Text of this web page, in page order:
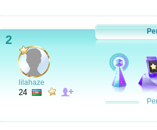
2
lilahaze
24